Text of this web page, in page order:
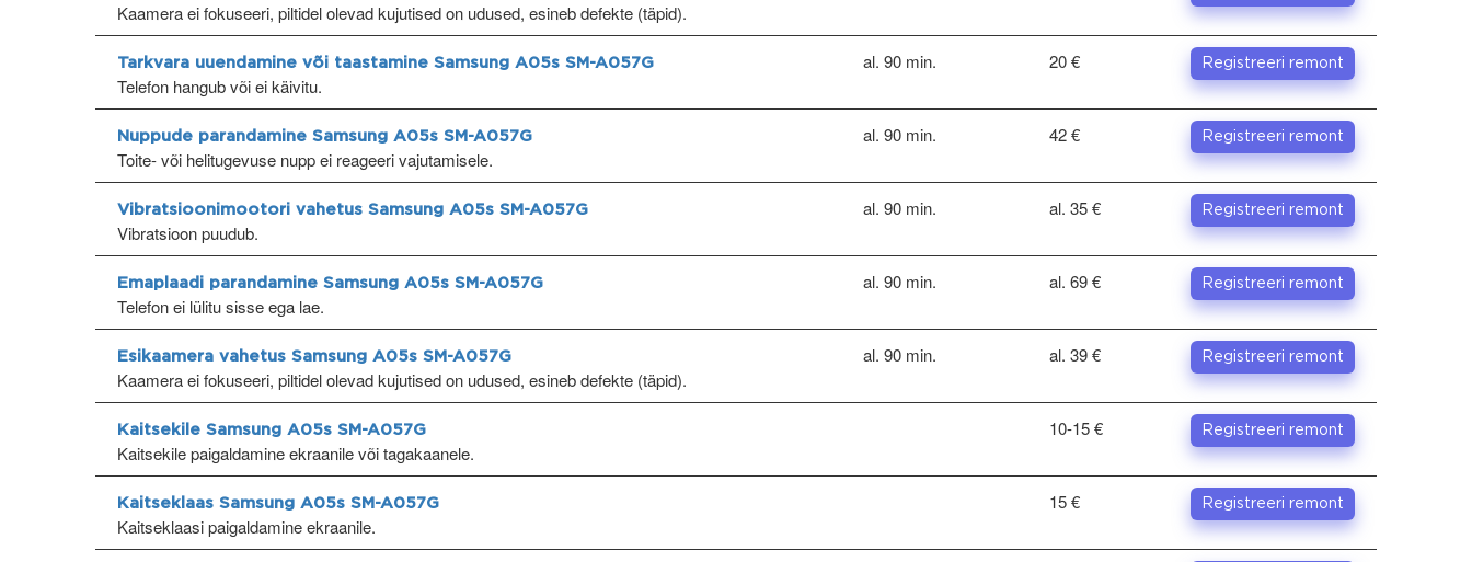
Kaamera ei fokuseeri, piltidel olevad kujutised on udused, esineb defekte (täpid).
Tarkvara uuendamine või taastamine Samsung A05s SM-A057G
Telefon hangub või ei käivitu.
al. 90 min. 20 € Registreeri remont
Nuppude parandamine Samsung A05s SM-A057G
Toite- või helitugevuse nupp ei reageeri vajutamisele.
al. 90 min. 42 € Registreeri remont
Vibratsioonimootori vahetus Samsung A05s SM-A057G
Vibratsioon puudub.
al. 90 min. al. 35 € Registreeri remont
Emaplaadi parandamine Samsung A05s SM-A057G
Telefon ei lülitu sisse ega lae.
al. 90 min. al. 69 € Registreeri remont
Esikaamera vahetus Samsung A05s SM-A057G
Kaamera ei fokuseeri, piltidel olevad kujutised on udused, esineb defekte (täpid).
al. 90 min. al. 39 € Registreeri remont
Kaitsekile Samsung A05s SM-A057G
Kaitsekile paigaldamine ekraanile või tagakaanele.
10-15 € Registreeri remont
Kaitseklaas Samsung A05s SM-A057G
Kaitseklaasi paigaldamine ekraanile.
15 € Registreeri remont